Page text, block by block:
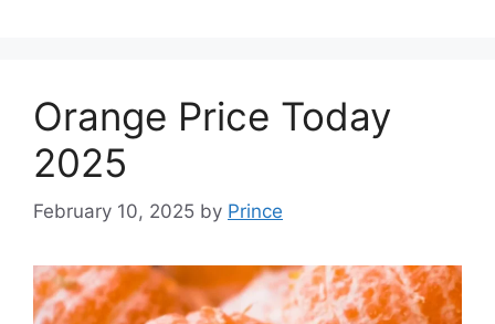
Orange Price Today
2025
February 10, 2025 by Prince